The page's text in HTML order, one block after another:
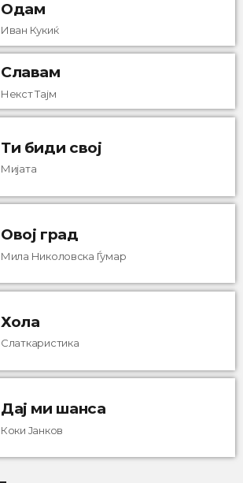
Одам
Иван Кукиќ
Славам
Некст Тајм
Ти биди свој
Мијата
Овој град
Мила Николовска Ѓумар
Хола
Слаткаристика
Дај ми шанса
Коки Јанков